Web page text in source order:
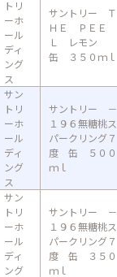
トリ
ーホ
ール
ディ
ング
ス
サントリー Ｔ
ＨＥ ＰＥＥ
Ｌ レモン
缶 ３５０ｍｌ
サン
トリ
ーホ
ール
ディ
ング
ス
サントリー －
１９６無糖桃ス
パークリング７
度 缶 ５００
ｍｌ
サン
トリ
ーホ
ール
ディ
ング
サントリー －
１９６無糖桃ス
パークリング７
度 缶 ３５０
ｍｌ